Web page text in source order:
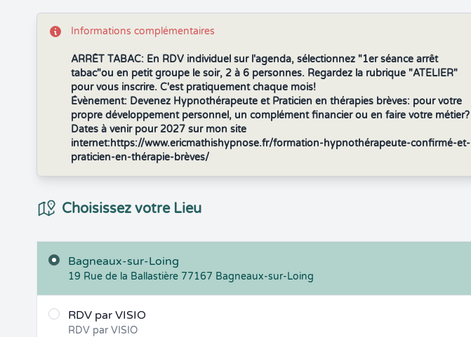
Informations complémentaires
ARRÊT TABAC: En RDV individuel sur l'agenda, sélectionnez "1er séance arrêt
tabac"ou en petit groupe le soir, 2 à 6 personnes. Regardez la rubrique "ATELIER"
pour vous inscrire. C'est pratiquement chaque mois!
Évènement: Devenez Hypnothérapeute et Praticien en thérapies brèves: pour votre
propre développement personnel, un complément financier ou en faire votre métier?
Dates à venir pour 2027 sur mon site
internet:https://www.ericmathishypnose.fr/formation-hypnothérapeute-confirmé-et-
praticien-en-thérapie-brèves/
Choix du Lieux
Choisissez votre Lieu
Bagneaux-sur-Loing
19 Rue de la Ballastière 77167 Bagneaux-sur-Loing
RDV par VISIO
RDV par VISIO